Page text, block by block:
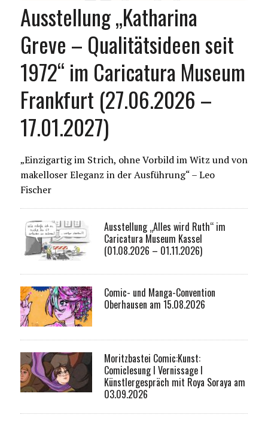
Ausstellung „Katharina
Greve – Qualitätsideen seit
1972“ im Caricatura Museum
Frankfurt (27.06.2026 –
17.01.2027)
„Einzigartig im Strich, ohne Vorbild im Witz und von
makelloser Eleganz in der Ausführung“ – Leo
Fischer
Ausstellung „Alles wird Ruth“ im
Caricatura Museum Kassel
(01.08.2026 – 01.11.2026)
Comic- und Manga-Convention
Oberhausen am 15.08.2026
Moritzbastei Comic:Kunst:
Comiclesung I Vernissage I
Künstlergespräch mit Roya Soraya am
03.09.2026